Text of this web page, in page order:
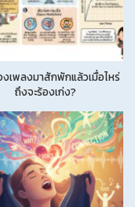
งเพลงมาสักพักแล้วเมื่อไหร่
ถึงจะร้องเก่ง?